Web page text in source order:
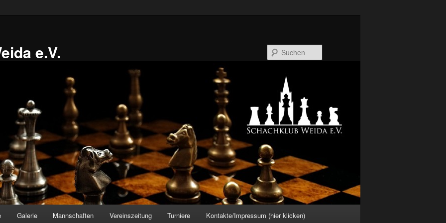
e.V.
Galerie Mannschaften Vereinszeitung Turniere Kontakte/Impressum (hier klicken)